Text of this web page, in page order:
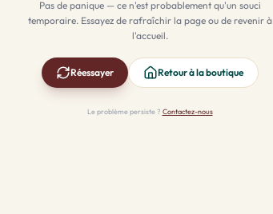
Pas de panique — ce n'est probablement qu'un souci
temporaire. Essayez de rafraîchir la page ou de revenir à
l'accueil.
Réessayer Retour à la boutique
Le problème persiste ? Contactez-nous